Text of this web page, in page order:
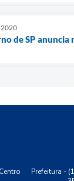
2020
de SP
Prefeitura -